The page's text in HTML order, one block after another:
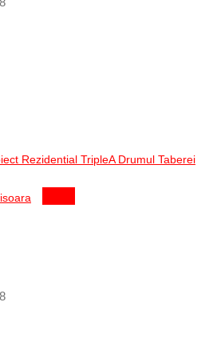
Rezidential TripleA Drumul Taberei